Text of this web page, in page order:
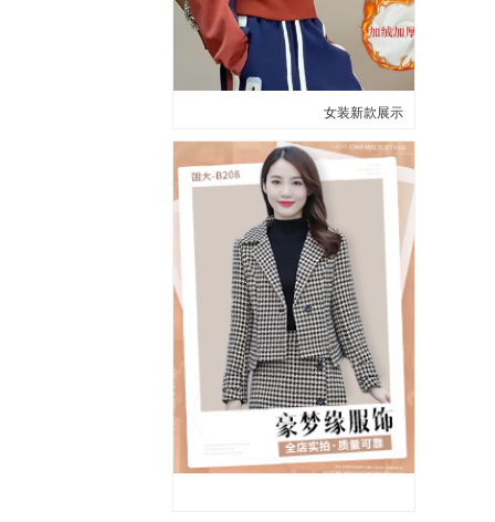
女装新款展示